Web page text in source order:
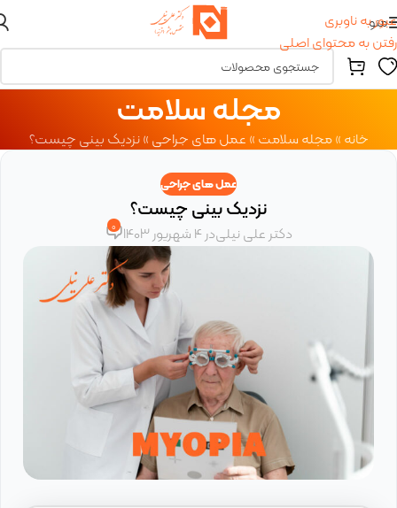
عبور به ناوبری
رفتن به محتوای اصلی
منو
مجله سلامت
خانه»مجله سلامت»عمل های جراحی»نزدیک بینی چیست؟
عمل های جراحی
نزدیک بینی چیست؟
دکتر علی نیلیدر 4 شهریور 1403 0